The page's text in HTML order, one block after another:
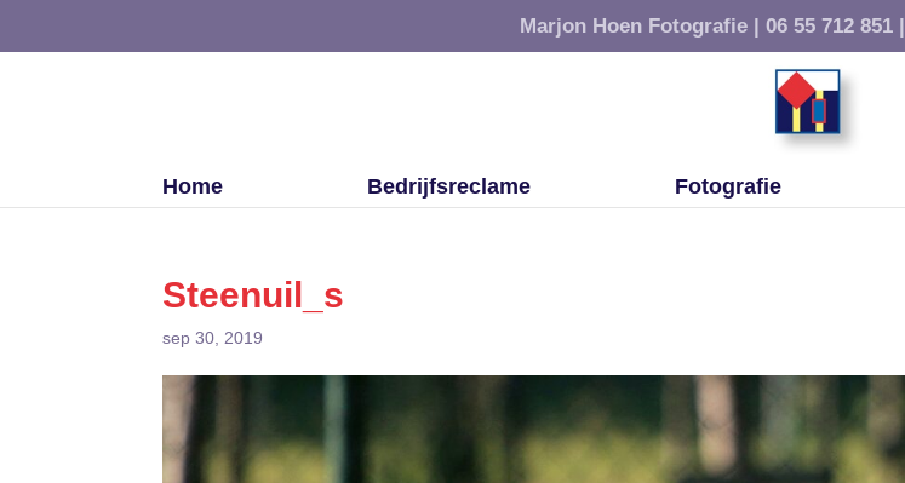
Marjon Hoen Fotografie | 06 55 712 851 |
Home Bedrijfsreclame Fotografie
Steenuil_s
sep 30, 2019